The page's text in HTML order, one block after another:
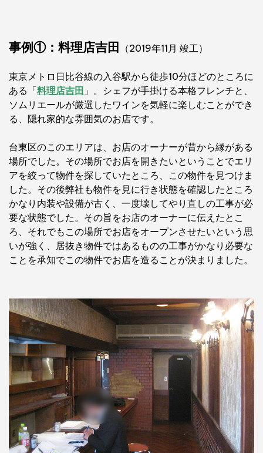
事例①：料理店吉田 （2019年11月 竣工）
東京メトロ日比谷線の入谷駅から徒歩10分ほどのところに
ある「料理店吉田 」。 シェフが手掛ける本格フレンチと、
ソムリエールが厳選したワインを気軽に楽しむことができ
る、隠れ家的な雰囲気のお店です。
台東区のこのエリアは、お店のオーナーが昔から縁がある
場所でした。その場所でお店を開きたいということでエリ
アを絞って物件を探していたところ、この物件を見つけま
した。その後弊社も物件を見に行き状態を確認したところ
かなり内装や設備が古く、一度壊してやり直しの工事が必
要な状態でした。その旨をお店のオーナーに伝えたとこ
ろ、それでもこの場所でお店をオープンさせたいという思
いが強く、居抜き物件ではあるものの工事がかなり必要な
ことを承知でこの物件でお店を造ることが決まりました。